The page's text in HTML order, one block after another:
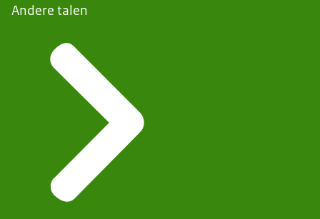
Andere talen